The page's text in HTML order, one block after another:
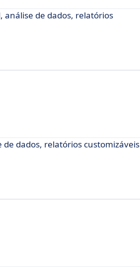
análise de dados, relatórios
dados, relatórios customizáveis